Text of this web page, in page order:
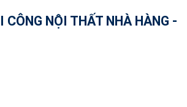
CÔNG NỘI THẤT NHÀ HÀNG -